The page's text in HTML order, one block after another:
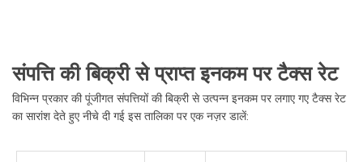
संपत्ति की बिक्री से प्राप्त इनकम पर टैक्स रेट
विभिन्न प्रकार की पूंजीगत संपत्तियों की बिक्री से उत्पन्न इनकम पर लगाए गए टैक्स रेट
का सारांश देते हुए नीचे दी गई इस तालिका पर एक नज़र डालें: